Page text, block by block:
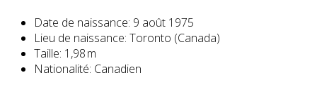
Date de naissance: 9 août 1975
Lieu de naissance: Toronto (Canada)
Taille: 1,98 m
Nationalité: Canadien